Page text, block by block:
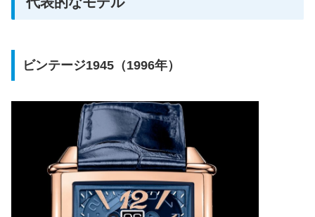
ビンテージ1945（1996年）